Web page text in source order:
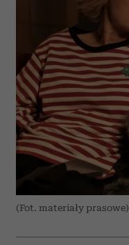
(Fot. materiały prasowe)